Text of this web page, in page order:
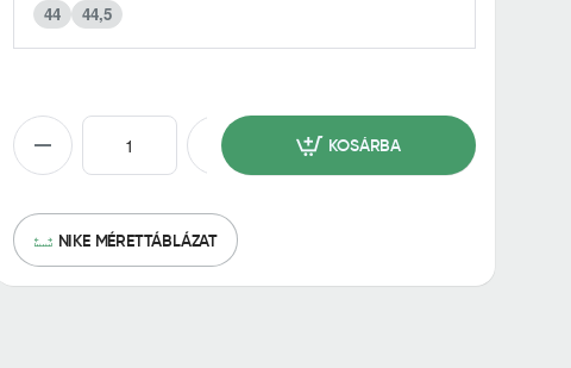
44 44,5
KOSÁRBA
NIKE MÉRETTÁBLÁZAT